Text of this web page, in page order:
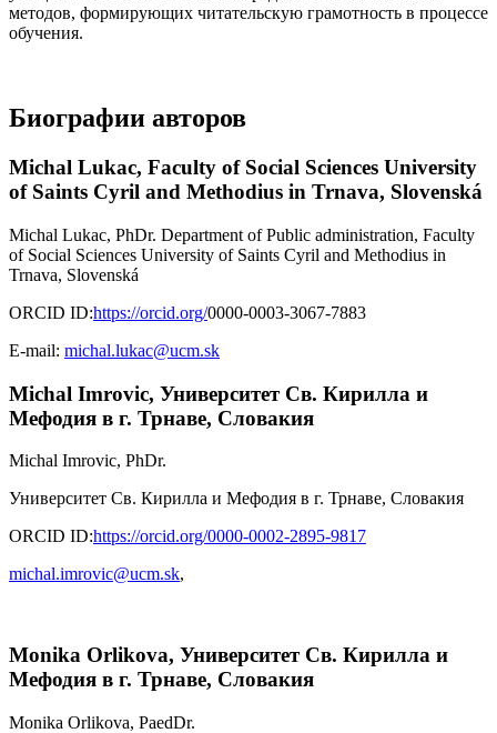
методов, формирующих читательскую грамотность в процессе
обучения.
Биографии авторов
Michal Lukac, Faculty of Social Sciences University
of Saints Cyril and Methodius in Trnava, Slovenská
Michal Lukac, PhDr. Department of Public administration, Faculty
of Social Sciences University of Saints Cyril and Methodius in
Trnava, Slovenská
ORCID ID:https://orcid.org/0000-0003-3067-7883
E-mail: michal.lukac@ucm.sk
Michal Imrovic, Университет Св. Кирилла и
Мефодия в г. Трнаве, Словакия
Michal Imrovic, PhDr.
Университет Св. Кирилла и Мефодия в г. Трнаве, Словакия
ORCID ID:https://orcid.org/0000-0002-2895-9817
michal.imrovic@ucm.sk,
Monika Orlikova, Университет Св. Кирилла и
Мефодия в г. Трнаве, Словакия
Monika Orlikova, PaedDr.